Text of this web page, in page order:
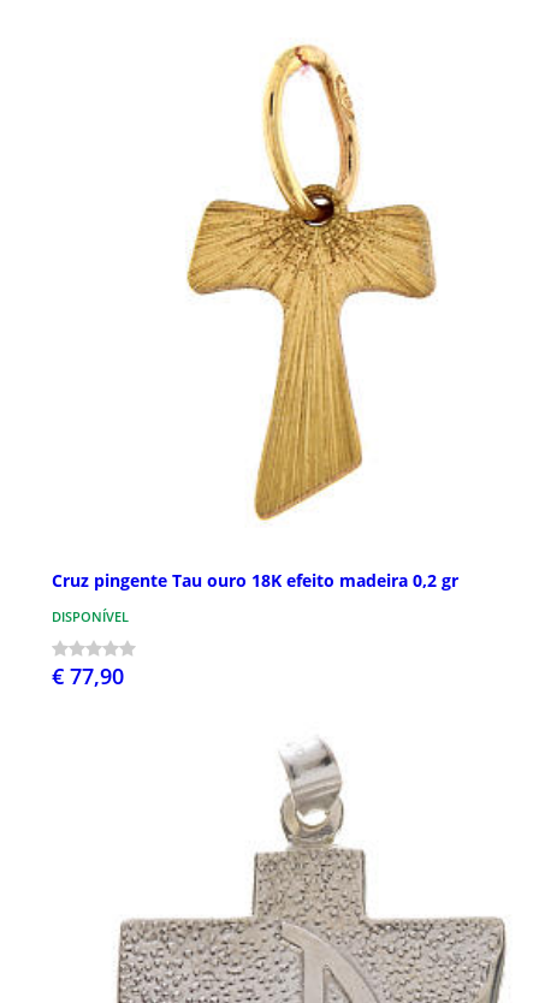
Cruz pingente Tau ouro 18K efeito madeira 0,2 gr
DISPONÍVEL
€ 77,90